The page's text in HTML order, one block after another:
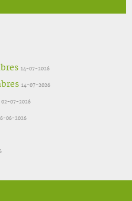
14-07-2026
14-07-2026
02-07-2026
06-2026